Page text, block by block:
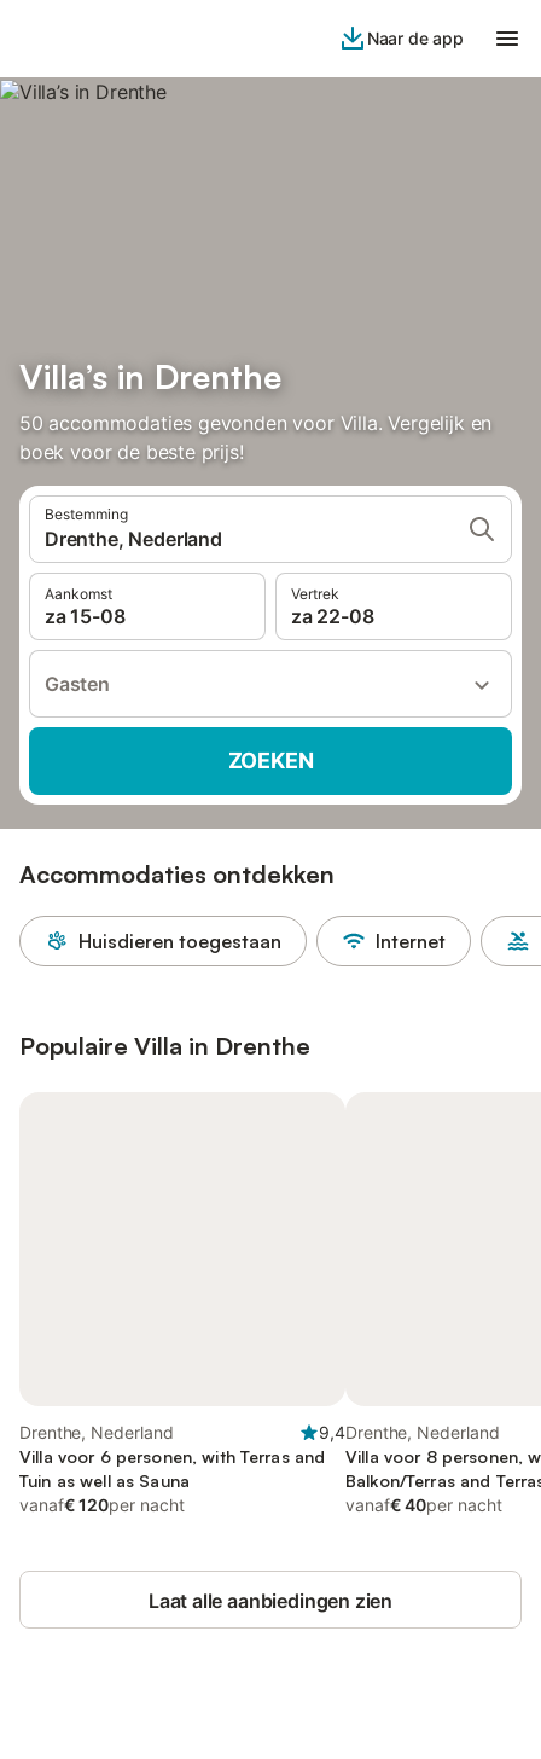
Naar de app
Villa’s in Drenthe
50 accommodaties gevonden voor Villa. Vergelijk en
boek voor de beste prijs!
Bestemming
Drenthe, Nederland
Aankomst
za 15-08
Vertrek
za 22-08
Gasten
ZOEKEN
Accommodaties ontdekken
Huisdieren toegestaan Internet
Populaire Villa in Drenthe
Drenthe, Nederland
9,4
Villa voor 6 personen, with Terras and
Tuin as well as Sauna
vanaf€ 120per nacht
Drenthe, Nederland
Villa voor 8 personen,
Balkon/Terras and
vanaf€ 40per nacht
Laat alle aanbiedingen zien